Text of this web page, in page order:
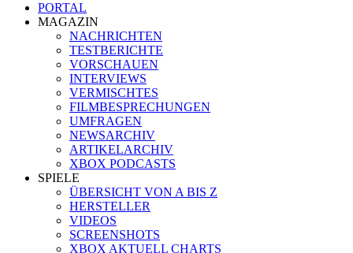
PORTAL
MAGAZIN
NACHRICHTEN
TESTBERICHTE
VORSCHAUEN
INTERVIEWS
VERMISCHTES
FILMBESPRECHUNGEN
UMFRAGEN
NEWSARCHIV
ARTIKELARCHIV
XBOX PODCASTS
SPIELE
ÜBERSICHT VON A BIS Z
HERSTELLER
VIDEOS
SCREENSHOTS
XBOX AKTUELL CHARTS